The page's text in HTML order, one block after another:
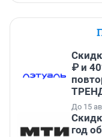
₽ и
До 15
год